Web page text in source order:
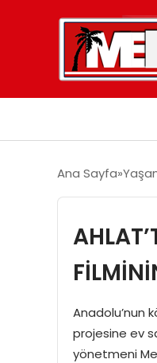
Ana Sayfa
Anadolu’nun
projesine ev
yönetmeni